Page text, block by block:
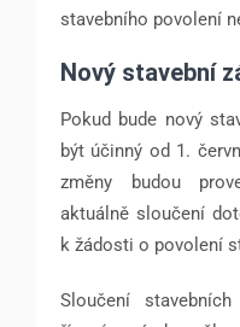
stavebního povolení
Nový stavební
Pokud bude nový
být účinný od 1.
změny budou
aktuálně sloučení
k žádosti o povolení
Sloučení